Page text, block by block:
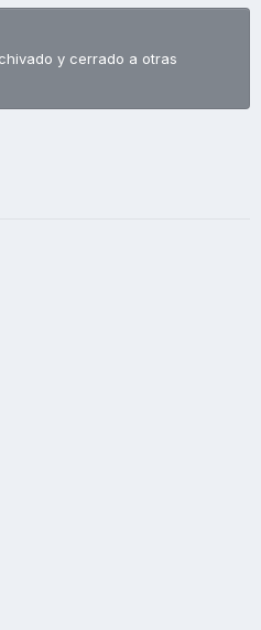
y cerrado a otras